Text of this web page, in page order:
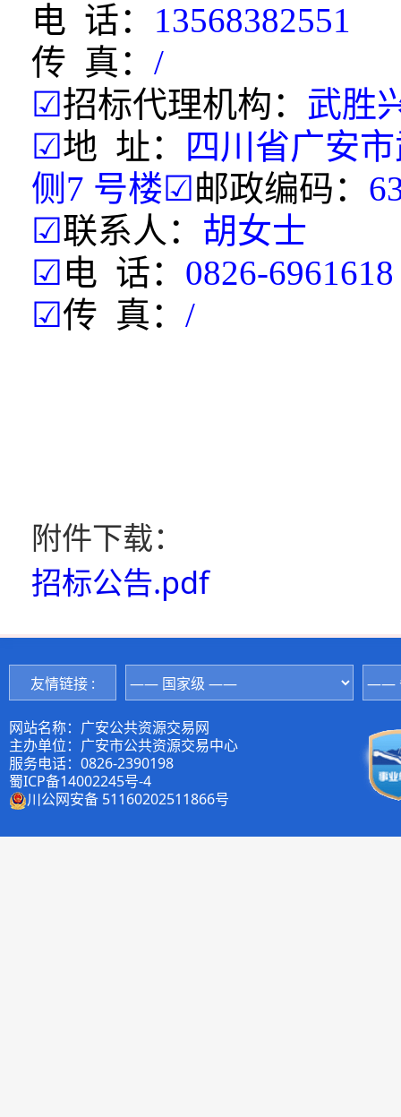
电 话： 13568382551
传 真： /
☑招标代理机构： 武胜
☑地 址：
四川省广安
侧7 号楼☑邮政编码：
☑联系人： 胡女士
☑电 话： 0826-6961618
☑传 真： /
附件下载：
招标公告.pdf
友情链接 :
网站名称：广安公共资源交易网
主办单位：广安市公共资源交易中心
服务电话：0826-2390198
蜀ICP备14002245号-4
川公网安备 51160202511866号